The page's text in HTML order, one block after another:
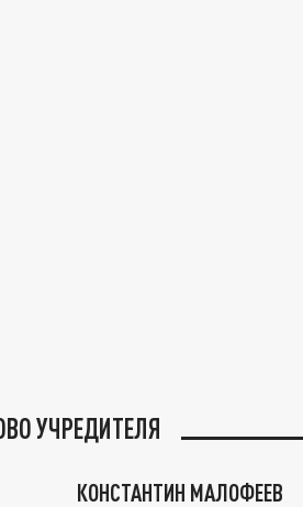
УЧРЕДИТЕЛЯ
КОНСТАНТИН МАЛОФЕЕВ